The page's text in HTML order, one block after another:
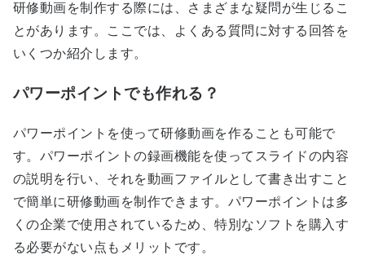
研修動画を制作する際には、さまざまな疑問が生じるこ
とがあります。ここでは、よくある質問に対する回答を
いくつか紹介します。
パワーポイントでも作れる？
パワーポイントを使って研修動画を作ることも可能で
す。パワーポイントの録画機能を使ってスライドの内容
の説明を行い、それを動画ファイルとして書き出すこと
で簡単に研修動画を制作できます。パワーポイントは多
くの企業で使用されているため、特別なソフトを購入す
る必要がない点もメリットです。